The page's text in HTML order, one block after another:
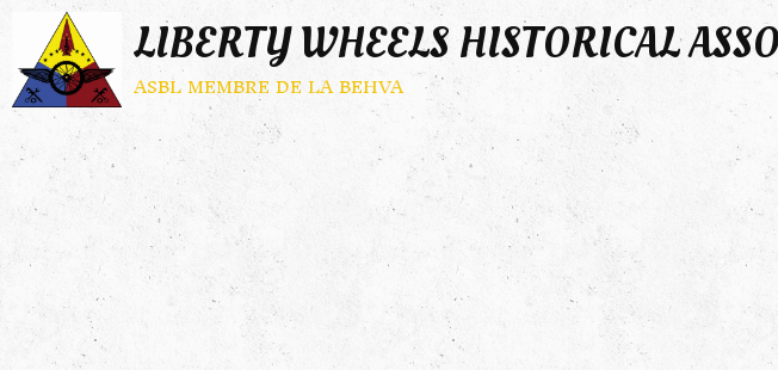
LIBERTY WHEELS HISTORICAL
asbl membre de la behva